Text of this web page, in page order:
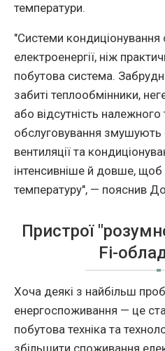
температури.
"Системи
електроенергії, ніж
побутова система.
забиті теплообмінники,
або відсутність належного
обслуговування змушують
вентиляції та
інтенсивніше й довше, щоб
температуру", — пояснив
Пристрої
Fi-
Хоча деякі з найбільш
енергоспоживання — це
побутова техніка та